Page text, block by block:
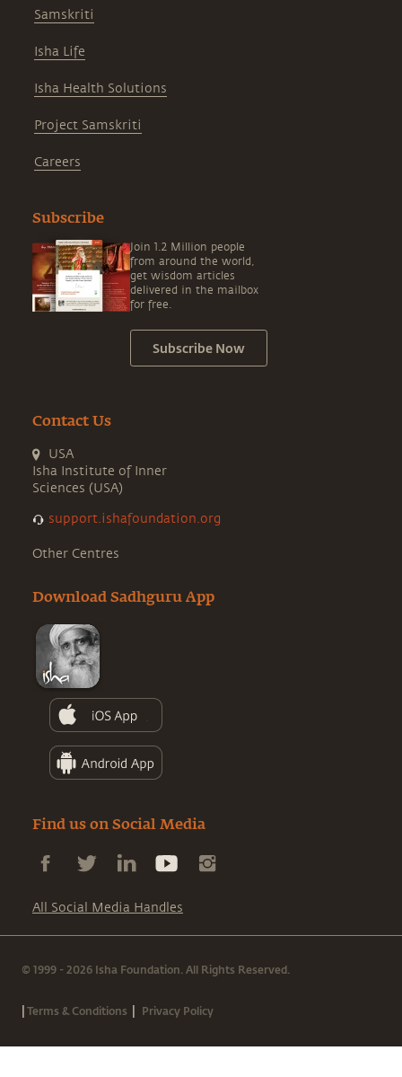
Samskriti
Isha Life
Isha Health Solutions
Project Samskriti
Careers
Subscribe
Join 1.2 Million people
from around the world,
get wisdom articles
delivered in the mailbox
for free.
Subscribe Now
Contact Us
USA
Isha Institute of Inner
Sciences (USA)
support.ishafoundation.org
Other Centres
Download Sadhguru App
Find us on Social Media
All Social Media Handles
© 1999 - 2026 Isha Foundation. All Rights Reserved.
|Terms & Conditions | Privacy Policy